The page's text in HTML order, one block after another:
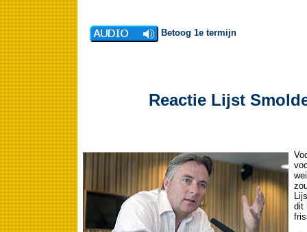
Betoog 1e termijn
Reactie Lijst
dit